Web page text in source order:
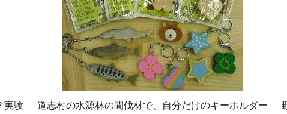
実験
道志村の水源林の間伐材で、自分だけのキーホルダー